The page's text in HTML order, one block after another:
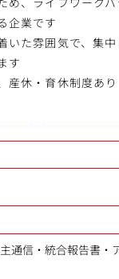
企業です
た雰囲気で、集中
す
休・育休制度あり
通信・統合報告書・